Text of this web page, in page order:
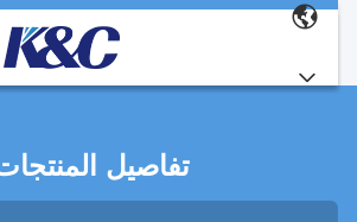
تفاصيل المنتجات